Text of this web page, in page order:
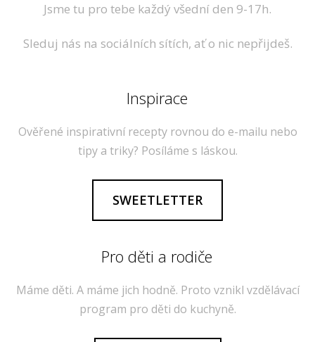
Jsme tu pro tebe každý všední den 9-17h.
Sleduj nás na sociálních sítích, ať o nic nepřijdeš.
Inspirace
Ověřené inspirativní recepty rovnou do e-mailu nebo
tipy a triky? Posíláme s láskou.
SWEETLETTER
Pro děti a rodiče
Máme děti. A máme jich hodně. Proto vznikl vzdělávací
program pro děti do kuchyně.